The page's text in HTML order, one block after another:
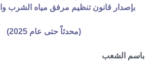
بإصدار قانون تنظيم مرفق مياه الشرب
(محدثاً حتى عام 2025)
باسم الشعب